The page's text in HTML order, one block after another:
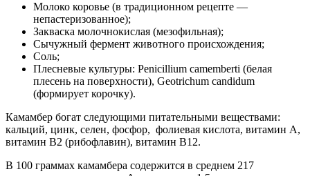
Молоко коровье (в традиционном рецепте —
непастеризованное);
Закваска молочнокислая (мезофильная);
Сычужный фермент животного происхождения;
Соль;
Плесневые культуры: Penicillium camemberti (белая
плесень на поверхности), Geotrichum candidum
(формирует корочку).
Камамбер богат следующими питательными веществами:
кальций, цинк, селен, фосфор, фолиевая кислота, витамин А,
витамин B2 (рибофлавин), витамин B12.
В 100 граммах камамбера содержится в среднем 217